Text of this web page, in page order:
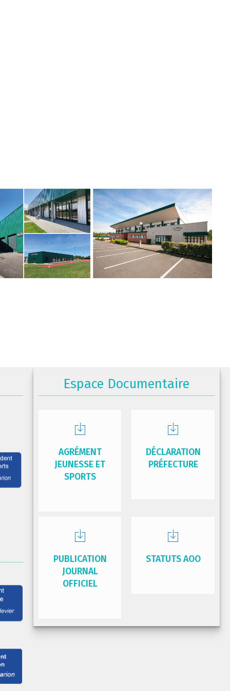
Espace Documentaire
AGRÉMENT
JEUNESSE ET
SPORTS
DÉCLARATION
PRÉFECTURE
PUBLICATION
JOURNAL
OFFICIEL
STATUTS AOO